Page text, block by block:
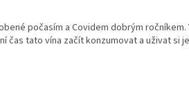
počasím a Covidem dobrým
čas tato vína začít konzumovat a uživat si